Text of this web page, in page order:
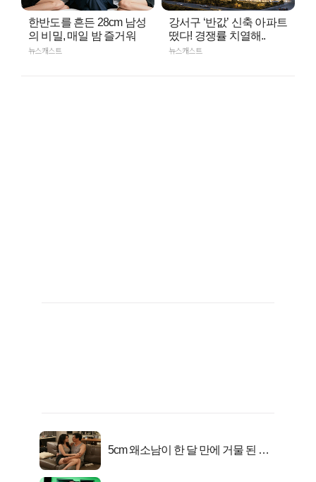
한반도를 흔든 28cm 남성
의 비밀, 매일 밤 즐거워
뉴스캐스트
강서구 ‘반값’ 신축 아파트
떴다! 경쟁률 치열해..
뉴스캐스트
5cm 왜소남이 한 달 만에 거물 된 사